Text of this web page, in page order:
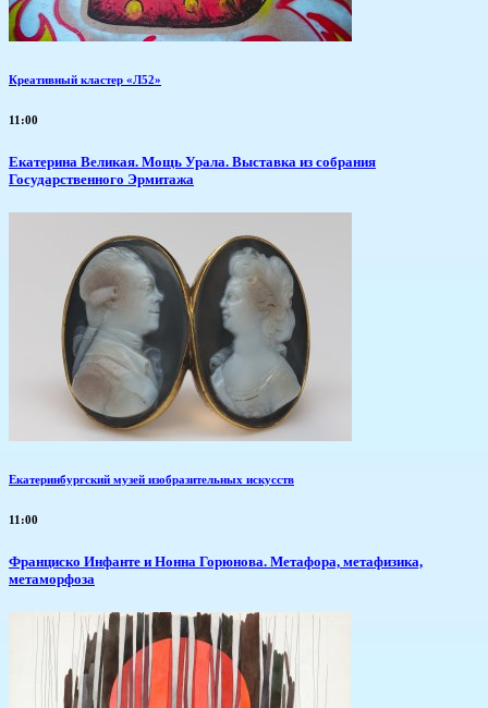
Креативный кластер «Л52»
11:00
​Екатерина Великая. Мощь Урала. Выставка из собрания
Государственного Эрмитажа
Екатеринбургский музей изобразительных искусств
11:00
Франциско Инфанте и Нонна Горюнова. Метафора, метафизика,
метаморфоза